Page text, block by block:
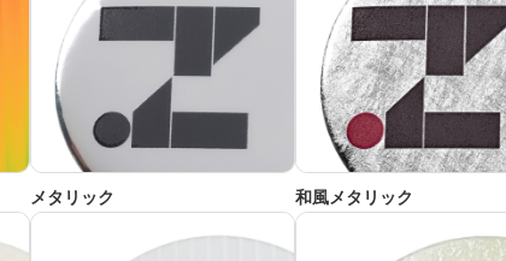
メタリック 和風メタリック